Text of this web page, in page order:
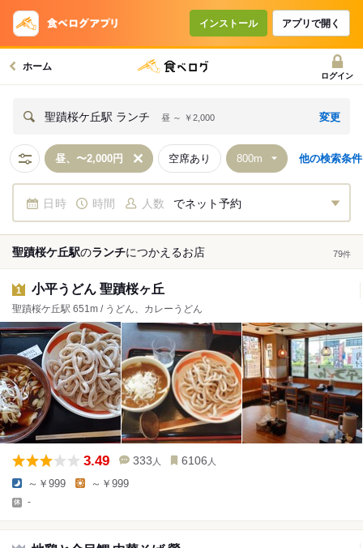
インストール アプリで開く
ホーム
ログイン
聖蹟桜ケ丘駅 ランチ 昼 ～ ￥2,000 変更
昼、〜2,000円 空席あり 他の検索条件
日時 時間 人数 でネット予約
聖蹟桜ケ丘駅のランチにつかえるお店 79件
1 小平うどん 聖蹟桜ヶ丘
聖蹟桜ケ丘駅 651m / うどん、カレーうどん
3.49 333 人 6106 人
～￥999 ～￥999
-